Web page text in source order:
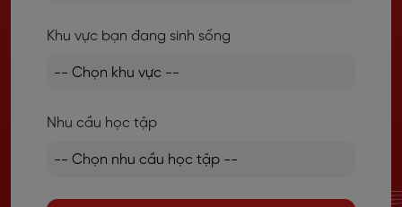
Khu vực bạn đang sinh sống
Nhu cầu học tập